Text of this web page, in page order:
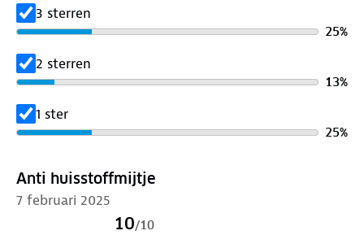
3 sterren
25%
2 sterren
13%
1 ster
25%
Anti huisstoffmijtje
7 februari 2025
10/10